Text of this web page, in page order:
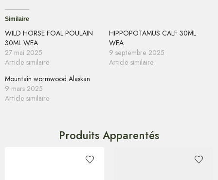
Similaire
WILD HORSE FOAL POULAIN
30ML WEA
27 mai 2025
Article similaire
HIPPOPOTAMUS CALF 30ML
WEA
9 septembre 2025
Article similaire
Mountain wormwood Alaskan
9 mars 2025
Article similaire
Produits Apparentés